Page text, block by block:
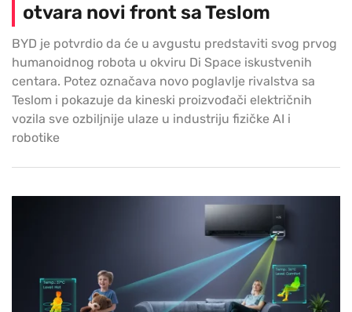
otvara novi front sa Teslom
BYD je potvrdio da će u avgustu predstaviti svog prvog
humanoidnog robota u okviru Di Space iskustvenih
centara. Potez označava novo poglavlje rivalstva sa
Teslom i pokazuje da kineski proizvođači električnih
vozila sve ozbiljnije ulaze u industriju fizičke AI i
robotike